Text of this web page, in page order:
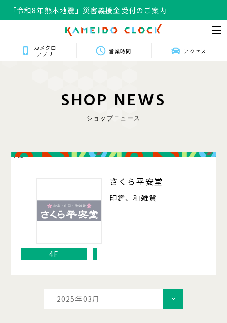
「令和8年熊本地震」災害義援金受付のご案内
カメクロ
アプリ
営業時間 アクセス
SHOP NEWS
ショップニュース
415
さくら平安堂
印鑑、和雑貨
4F
2025年03月